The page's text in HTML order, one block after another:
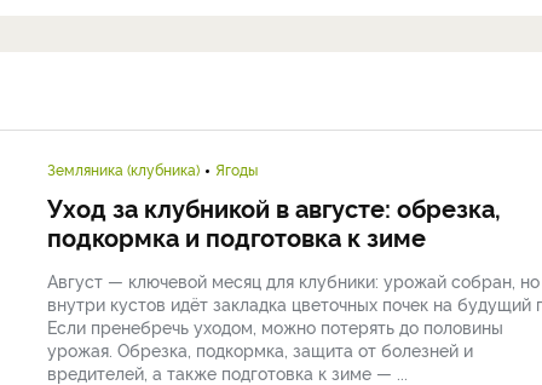
Земляника (клубника) Ягоды
Уход за клубникой в августе: обрезка,
подкормка и подготовка к зиме
Август — ключевой месяц для клубники: урожай собран, но
внутри кустов идёт закладка цветочных почек на будущий
Если пренебречь уходом, можно потерять до половины
урожая. Обрезка, подкормка, защита от болезней и
вредителей, а также подготовка к зиме — ...